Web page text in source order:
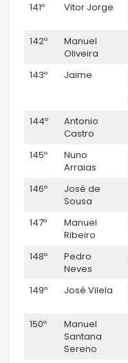
141º Vitor Jorge
142º
Manuel
Oliveira
143º Jaime
144º
Antonio
Castro
145º
Nuno
Arraias
146º
José de
Sousa
147º
Manuel
Ribeiro
148º
Pedro
Neves
149º José Vilela
150º
Manuel
Santana
Sereno